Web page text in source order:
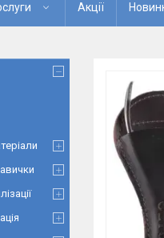
Акції